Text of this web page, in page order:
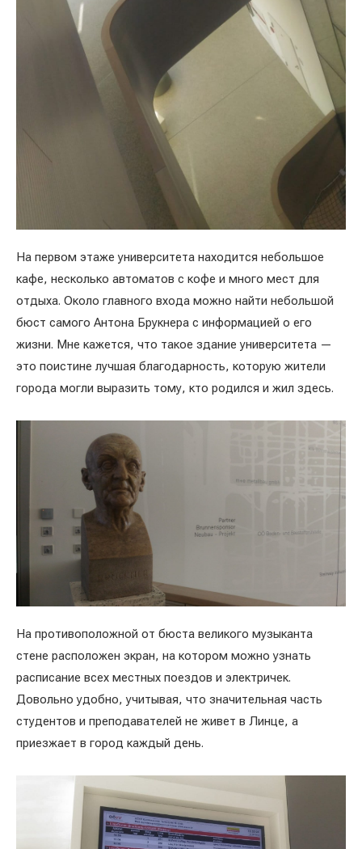
На первом этаже университета находится небольшое
кафе, несколько автоматов с кофе и много мест для
отдыха. Около главного входа можно найти небольшой
бюст самого Антона Брукнера с информацией о его
жизни. Мне кажется, что такое здание университета —
это поистине лучшая благодарность, которую жители
города могли выразить тому, кто родился и жил здесь.
На противоположной от бюста великого музыканта
стене расположен экран, на котором можно узнать
расписание всех местных поездов и электричек.
Довольно удобно, учитывая, что значительная часть
студентов и преподавателей не живет в Линце, а
приезжает в город каждый день.